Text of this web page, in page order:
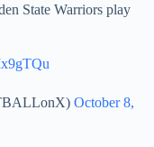
State Warriors play
October 8,